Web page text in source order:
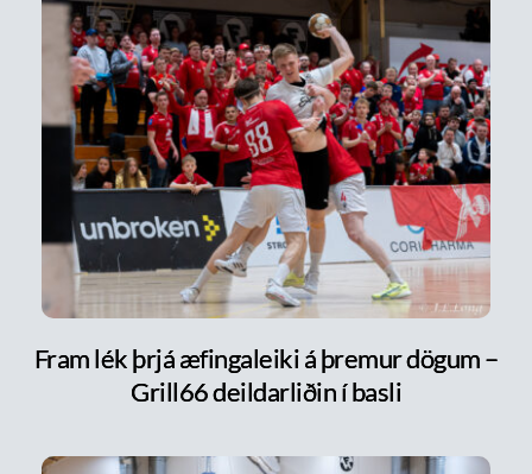
Fram lék þrjá æfingaleiki á þremur dögum –
Grill66 deildarliðin í basli